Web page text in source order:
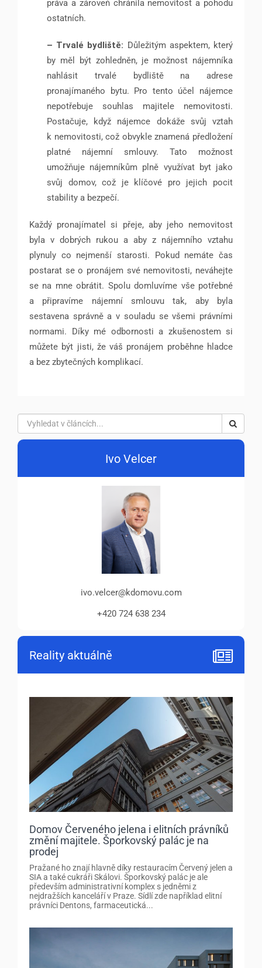
práva a zároveň chránila nemovitost a pohodu
ostatních.
– Trvalé bydliště: Důležitým aspektem, který
by měl být zohledněn, je možnost nájemníka
nahlásit trvalé bydliště na adrese
pronajímaného bytu. Pro tento účel nájemce
nepotřebuje souhlas majitele nemovitosti.
Postačuje, když nájemce dokáže svůj vztah
k nemovitosti, což obvykle znamená předložení
platné nájemní smlouvy. Tato možnost
umožňuje nájemníkům plně využívat byt jako
svůj domov, což je klíčové pro jejich pocit
stability a bezpečí.
Každý pronajímatel si přeje, aby jeho nemovitost
byla v dobrých rukou a aby z nájemního vztahu
plynuly co nejmenší starosti. Pokud nemáte čas
postarat se o pronájem své nemovitosti, neváhejte
se na mne obrátit. Spolu domluvíme vše potřebné
a připravíme nájemní smlouvu tak, aby byla
sestavena správně a v souladu se všemi právními
normami. Díky mé odbornosti a zkušenostem si
můžete být jisti, že váš pronájem proběhne hladce
a bez zbytečných komplikací.
Ivo Velcer
ivo.velcer@kdomovu.com
+420 724 638 234
Reality aktuálně
Domov Červeného jelena i elitních právníků
změní majitele. Šporkovský palác je na
prodej
Pražané ho znají hlavně díky restauracím Červený jelen a
SIA a také cukráři Skálovi. Šporkovský palác je ale
především administrativní komplex s jedněmi z
nejdražších kanceláří v Praze. Sídlí zde například elitní
právníci Dentons, farmaceutická...